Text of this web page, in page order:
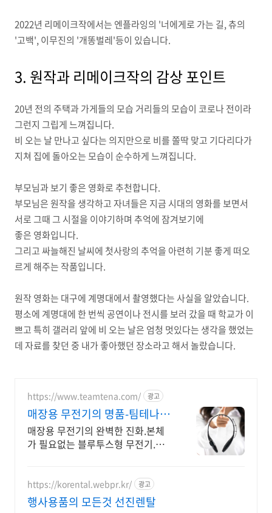
2022년 리메이크작에서는 엔플라잉의 '너에게로 가는 길, 츄의
'고백', 이무진의 '개똥벌레'등이 있습니다.
3. 원작과 리메이크작의 감상 포인트
20년 전의 주택과 가게들의 모습 거리들의 모습이 코로나 전이라
그런지 그립게 느껴집니다.
비 오는 날 만나고 싶다는 의지만으로 비를 쫄딱 맞고 기다리다가
지쳐 집에 돌아오는 모습이 순수하게 느껴집니다.
부모님과 보기 좋은 영화로 추천합니다.
부모님은 원작을 생각하고 자녀들은 지금 시대의 영화를 보면서
서로 그때 그 시절을 이야기하며 추억에 잠겨보기에
좋은 영화입니다.
그리고 싸늘해진 날씨에 첫사랑의 추억을 아련히 기분 좋게 떠오
르게 해주는 작품입니다.
원작 영화는 대구에 계명대에서 촬영했다는 사실을 알았습니다.
평소에 계명대에 한 번씩 공연이나 전시를 보러 갔을 때 학교가 이
쁘고 특히 갤러리 앞에 비 오는 날은 엄청 멋있다는 생각을 했었는
데 자료를 찾던 중 내가 좋아했던 장소라고 해서 놀랐습니다.
https://www.teamtena.com/ 광고
매장용 무전기의 명품-팀테나
45g의 가벼움
매장용 무전기의 완벽한 진화.본체
가 필요없는 블루투스형 무전기.최
https://korental.webpr.kr/ 광고
행사용품의 모든것 선진렌탈